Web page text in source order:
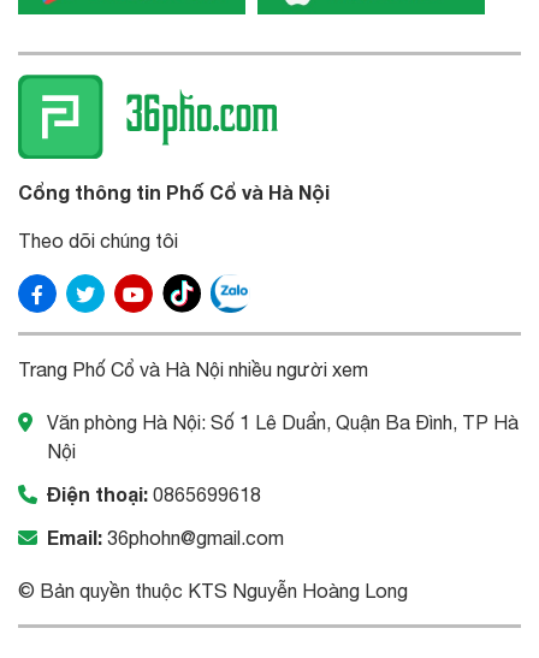
Cổng thông tin Phố Cổ và Hà Nội
Theo dõi chúng tôi
Trang Phố Cổ và Hà Nội nhiều người xem
Văn phòng Hà Nội: Số 1 Lê Duẩn, Quận Ba Đình, TP Hà
Nội
Điện thoại: 0865699618
Email: 36phohn@gmail.com
© Bản quyền thuộc KTS Nguyễn Hoàng Long